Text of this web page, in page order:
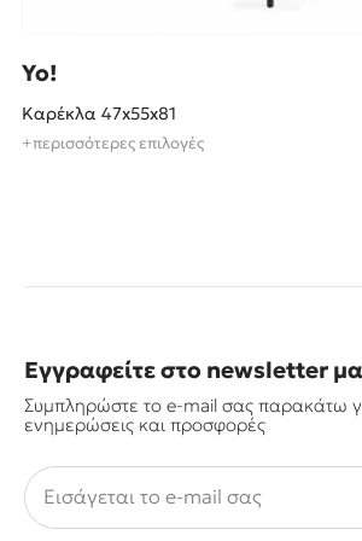
Yo!
Καρέκλα 47x55x81
+περισσότερες επιλογές
Εγγραφείτε στο newsletter
Συμπληρώστε το e-mail σας παρακάτω
ενημερώσεις και προσφορές